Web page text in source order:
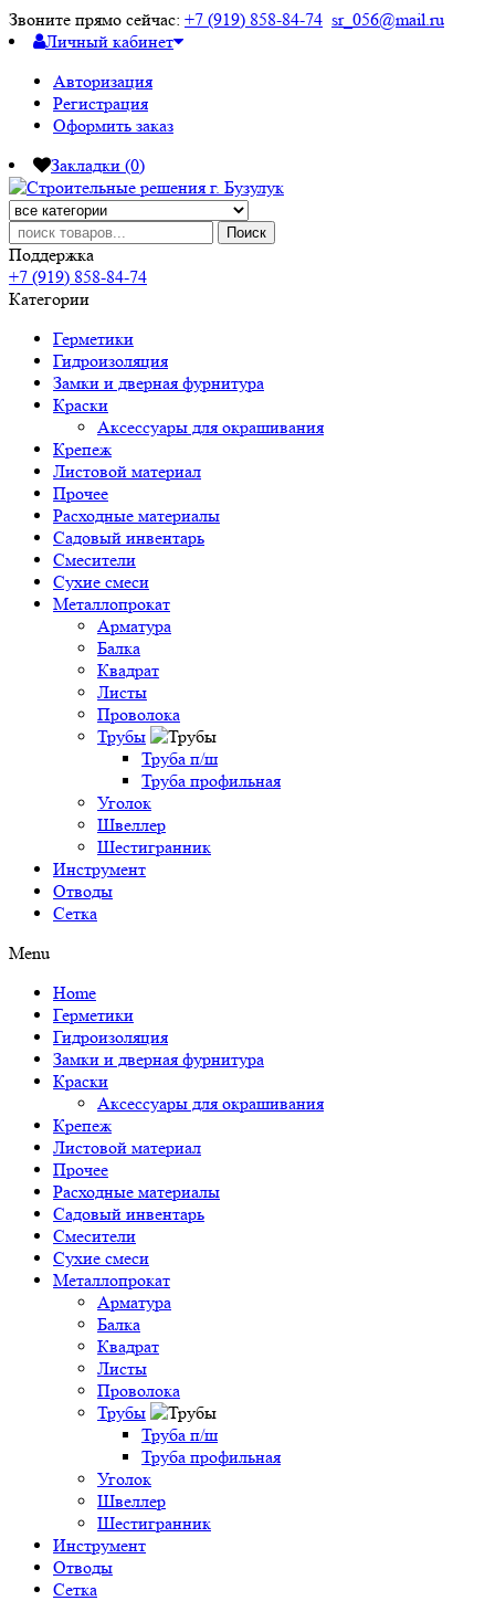
Звоните прямо сейчас: +7 (919) 858-84-74 sr_056@mail.ru
Личный кабинет
Авторизация
Регистрация
Оформить заказ
Закладки (0)
Поиск
Поддержка
+7 (919) 858-84-74
Категории
Герметики
Гидроизоляция
Замки и дверная фурнитура
Краски
Аксессуары для окрашивания
Крепеж
Листовой материал
Прочее
Расходные материалы
Садовый инвентарь
Смесители
Сухие смеси
Металлопрокат
Арматура
Балка
Квадрат
Листы
Проволока
Трубы
Труба п/ш
Труба профильная
Уголок
Швеллер
Шестигранник
Инструмент
Отводы
Сетка
Menu
Home
Герметики
Гидроизоляция
Замки и дверная фурнитура
Краски
Аксессуары для окрашивания
Крепеж
Листовой материал
Прочее
Расходные материалы
Садовый инвентарь
Смесители
Сухие смеси
Металлопрокат
Арматура
Балка
Квадрат
Листы
Проволока
Трубы
Труба п/ш
Труба профильная
Уголок
Швеллер
Шестигранник
Инструмент
Отводы
Сетка